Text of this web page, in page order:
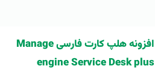
افزونه هلپ کارت فارسی Manage
engine Service Desk plus